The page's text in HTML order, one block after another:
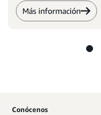
Más información
Conócenos